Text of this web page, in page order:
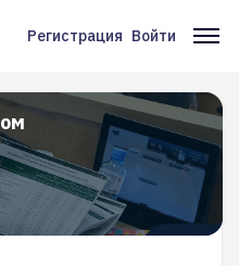
Меню
учётной
записи
пользователя
Регистрация Войти